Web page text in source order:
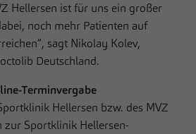
Hellersen ist für uns ein großer
noch mehr Patienten auf
sagt Nikolay Kolev,
Deutschland.
Terminvergabe
Hellersen bzw. des MVZ
zur Sportklinik Hellersen-